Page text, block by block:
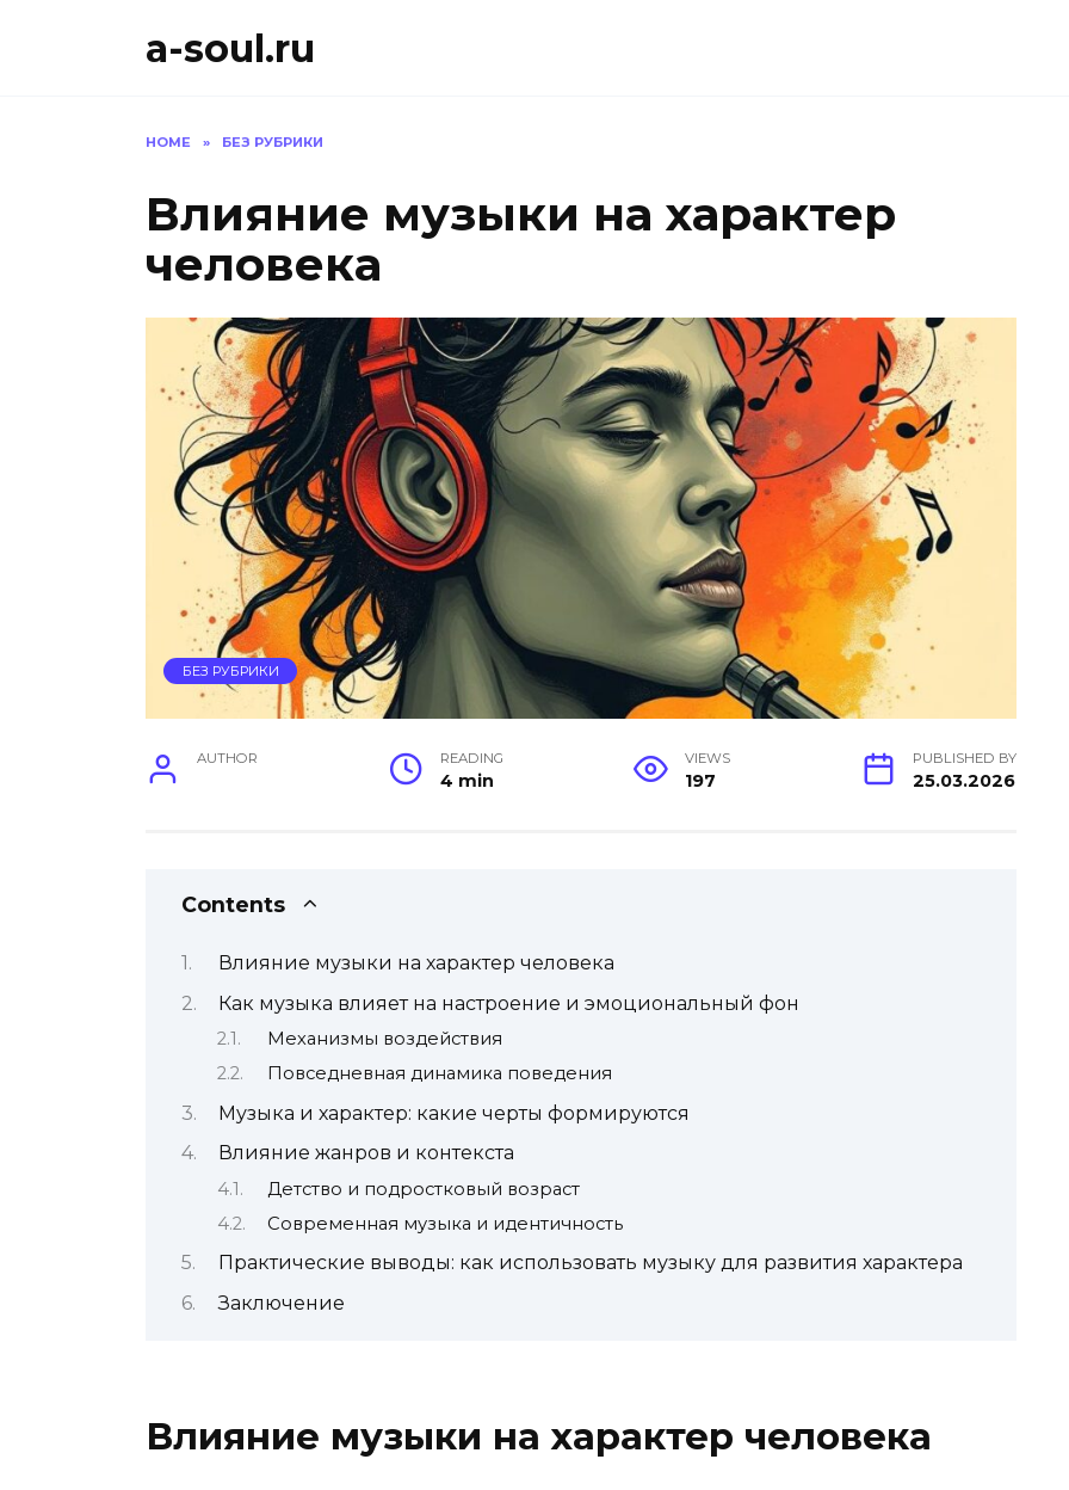
a-soul.ru
HOME » БЕЗ РУБРИКИ
Влияние музыки на характер
человека
БЕЗ РУБРИКИ
AUTHOR READING
4 min
VIEWS
197
PUBLISHED BY
25.03.2026
Contents
Влияние музыки на характер человека
Как музыка влияет на настроение и эмоциональный фон
Механизмы воздействия
Повседневная динамика поведения
Музыка и характер: какие черты формируются
Влияние жанров и контекста
Детство и подростковый возраст
Современная музыка и идентичность
Практические выводы: как использовать музыку для развития характера
Заключение
Влияние музыки на характер человека